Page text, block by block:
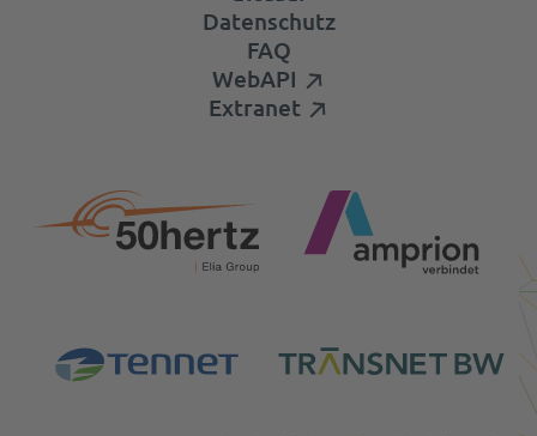
Datenschutz
FAQ
WebAPI
Extranet